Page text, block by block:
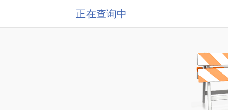
正在查询中